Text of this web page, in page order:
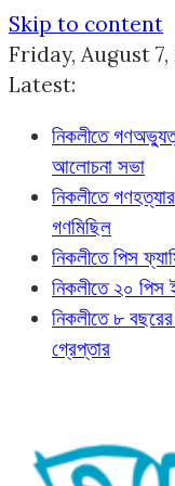
Skip to content
Friday, August 7,
Latest:
নিকলীতে
আলোচনা সভা
নিকলীতে
গণমিছিল
নিকলীতে পিস
নিকলীতে ২০ পিস
নিকলীতে ৮
গ্রেপ্তার